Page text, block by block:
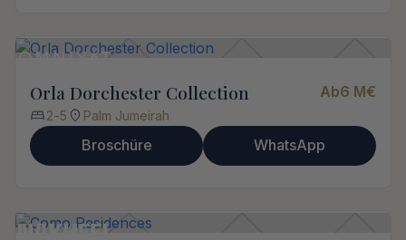
Orla Dorchester Collection Ab6 M€
2-5 Palm Jumeirah
Broschüre WhatsApp